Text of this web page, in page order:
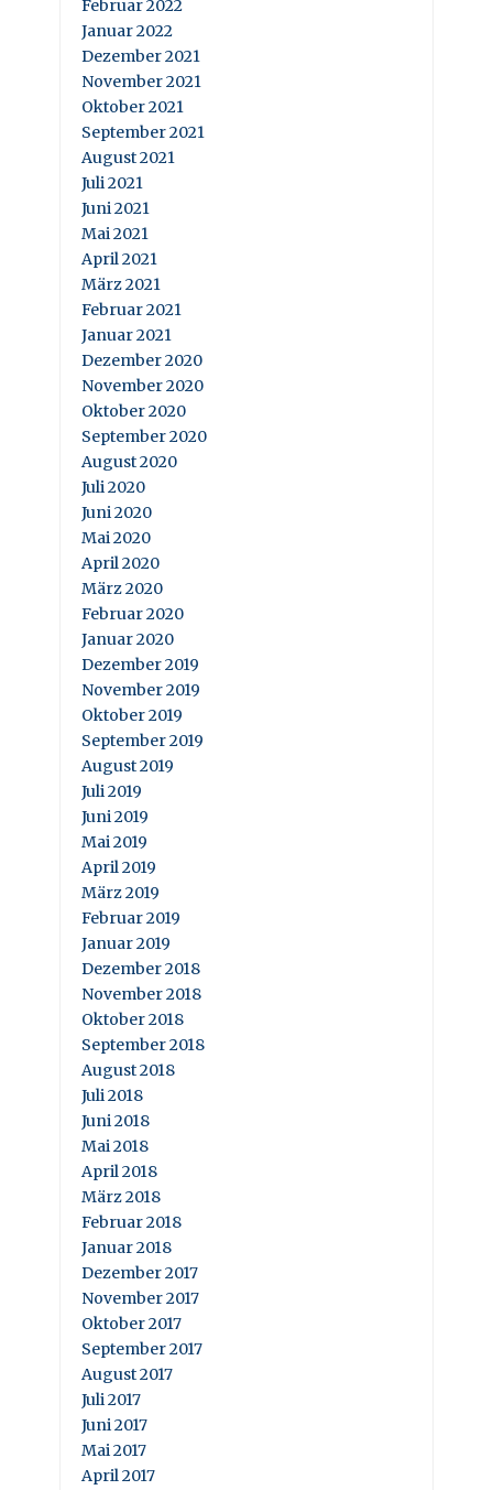
Februar 2022
Januar 2022
Dezember 2021
November 2021
Oktober 2021
September 2021
August 2021
Juli 2021
Juni 2021
Mai 2021
April 2021
März 2021
Februar 2021
Januar 2021
Dezember 2020
November 2020
Oktober 2020
September 2020
August 2020
Juli 2020
Juni 2020
Mai 2020
April 2020
März 2020
Februar 2020
Januar 2020
Dezember 2019
November 2019
Oktober 2019
September 2019
August 2019
Juli 2019
Juni 2019
Mai 2019
April 2019
März 2019
Februar 2019
Januar 2019
Dezember 2018
November 2018
Oktober 2018
September 2018
August 2018
Juli 2018
Juni 2018
Mai 2018
April 2018
März 2018
Februar 2018
Januar 2018
Dezember 2017
November 2017
Oktober 2017
September 2017
August 2017
Juli 2017
Juni 2017
Mai 2017
April 2017